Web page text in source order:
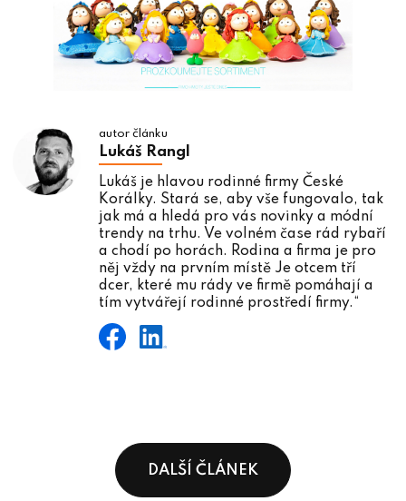
autor článku
Lukáš Rangl
Lukáš je hlavou rodinné firmy České
Korálky. Stará se, aby vše fungovalo, tak
jak má a hledá pro vás novinky a módní
trendy na trhu. Ve volném čase rád rybaří
a chodí po horách. Rodina a firma je pro
něj vždy na prvním místě Je otcem tří
dcer, které mu rády ve firmě pomáhají a
tím vytvářejí rodinné prostředí firmy.“
DALŠÍ ČLÁNEK